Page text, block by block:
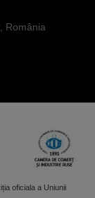
România
oficiala a Uniunii